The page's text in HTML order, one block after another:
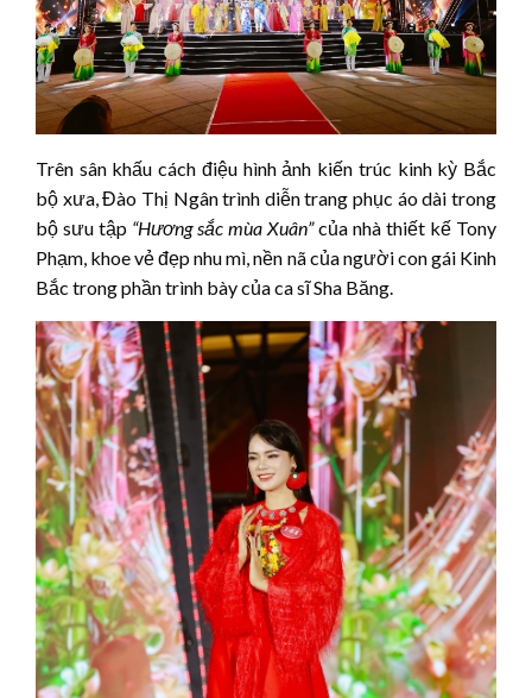
Trên sân khấu cách điệu hình ảnh kiến trúc kinh kỳ Bắc
bộ xưa, Đào Thị Ngân trình diễn trang phục áo dài trong
bộ sưu tập “Hương sắc mùa Xuân”của nhà thiết kế Tony
Phạm, khoe vẻ đẹp nhu mì, nền nã của người con gái Kinh
Bắc trong phần trình bày của ca sĩ Sha Băng.